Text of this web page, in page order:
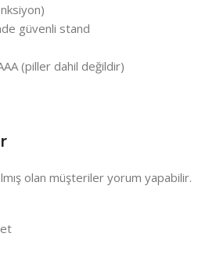
güvenli stand
(piller dahil değildir)
olan müşteriler yorum yapabilir.